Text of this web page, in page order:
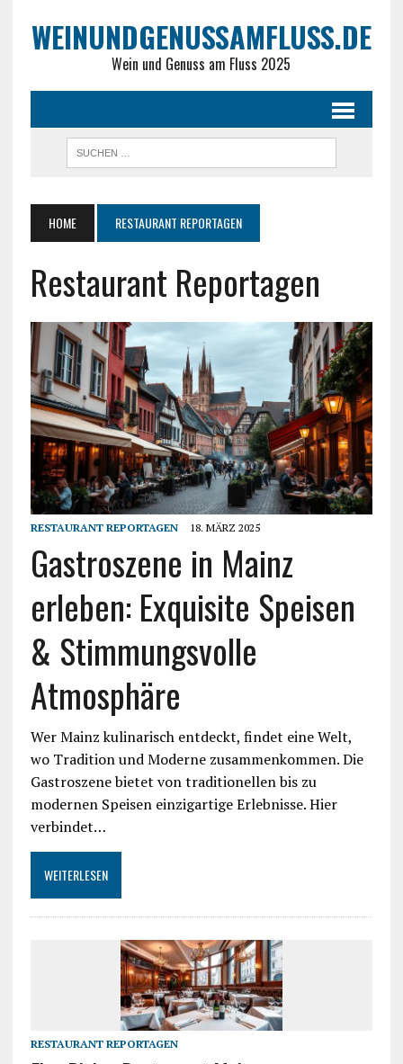
WEINUNDGENUSSAMFLUSS.DE
Wein und Genuss am Fluss 2025
HOME RESTAURANT REPORTAGEN
Restaurant Reportagen
RESTAURANT REPORTAGEN 18. MÄRZ 2025
Gastroszene in Mainz
erleben: Exquisite Speisen
& Stimmungsvolle
Atmosphäre
Wer Mainz kulinarisch entdeckt, findet eine Welt,
wo Tradition und Moderne zusammenkommen. Die
Gastroszene bietet von traditionellen bis zu
modernen Speisen einzigartige Erlebnisse. Hier
verbindet…
WEITERLESEN
RESTAURANT REPORTAGEN